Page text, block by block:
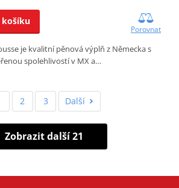
košíku
Porovnat
je kvalitní pěnová výplň z Německa s
spolehlivostí v MX a…
2 3 Další
Zobrazit další 21